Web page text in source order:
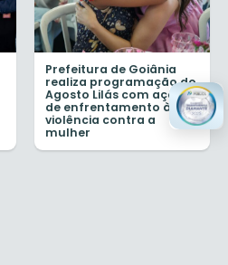
Prefeitura de Goiânia
realiza programação do
Agosto Lilás com ações
de enfrentamento à
violência contra a
mulher